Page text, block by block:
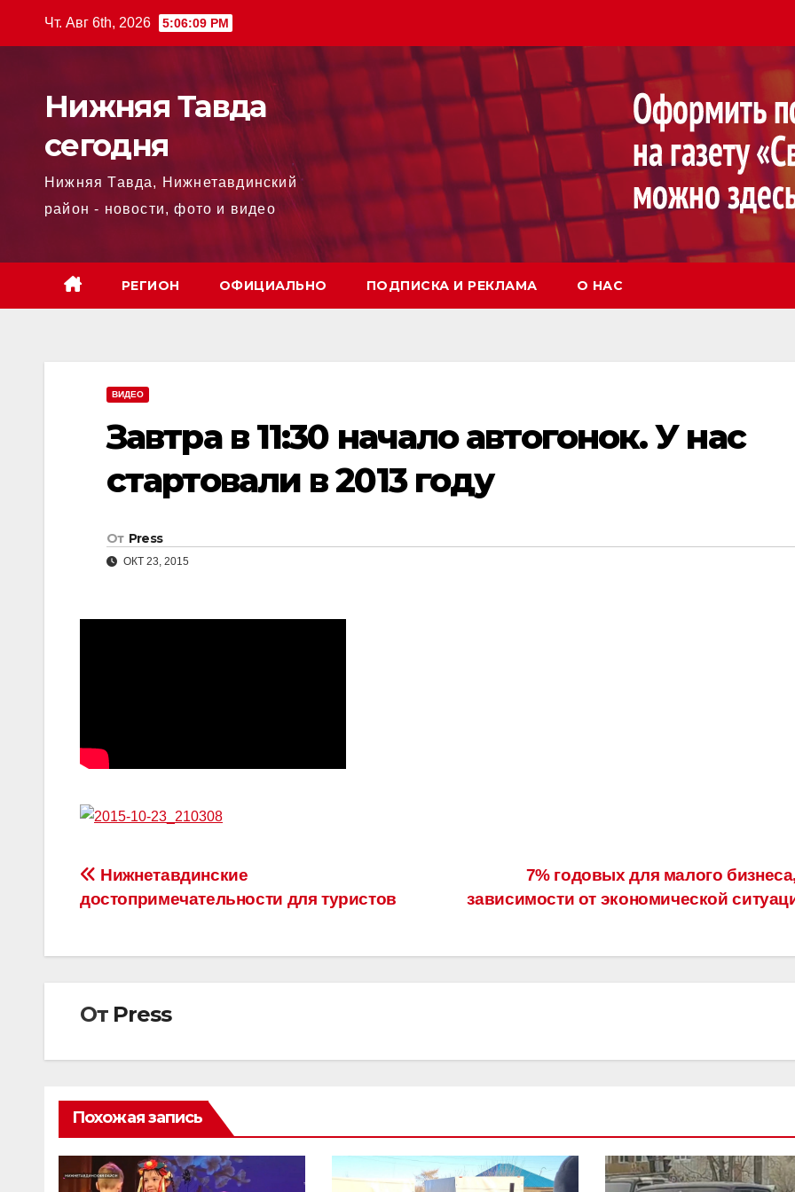
Чт. Авг 6th, 2026 5:06:10 PM
Нижняя Тавда
сегодня
Нижняя Тавда, Нижнетавдинский
район - новости, фото и видео
РЕГИОН ОФИЦИАЛЬНО ПОДПИСКА И РЕКЛАМА О НАС
ВИДЕО
Завтра в 11:30 начало автогонок. У нас
стартовали в 2013 году
От Press
ОКТ 23, 2015
Навигация
по
записям
7% годовых для малого
зависимости от экономической
Нижнетавдинские
достопримечательности для туристов
От Press
Похожая запись